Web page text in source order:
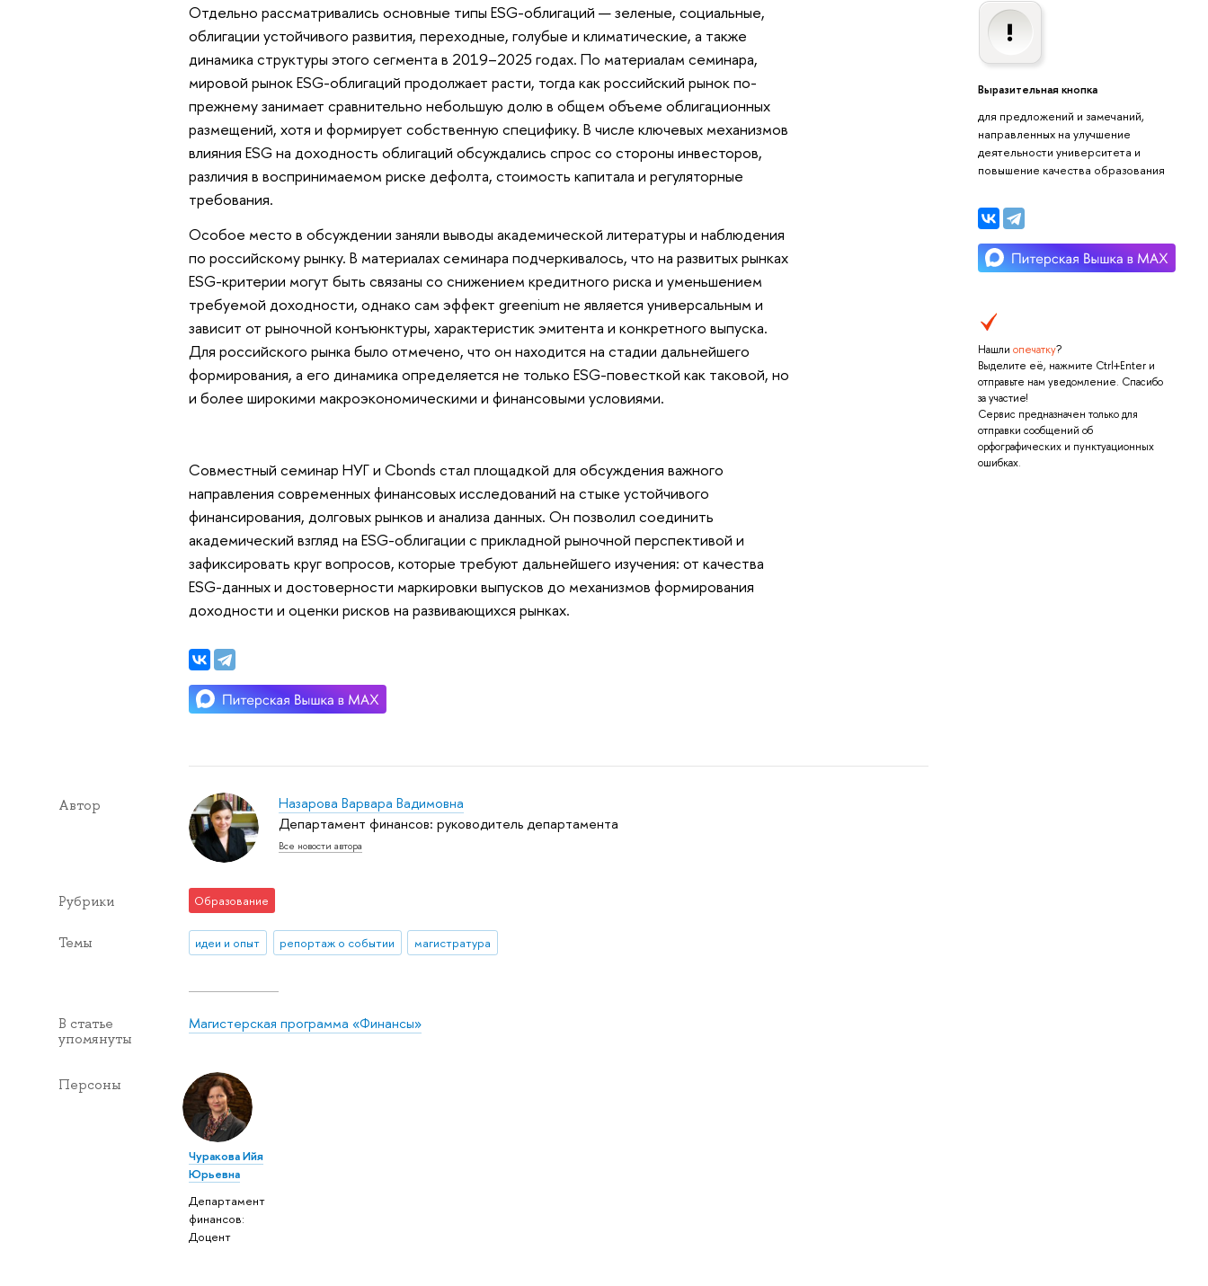
Выразительная кнопка
для предложений и замечаний,
направленных на улучшение
деятельности университета и
повышение качества образования
Нашли опечатку?
Выделите её, нажмите Ctrl+Enter и
отправьте нам уведомление. Спасибо
за участие!
Сервис предназначен только для
отправки сообщений об
орфографических и пунктуационных
ошибках.
Отдельно рассматривались основные типы ESG-облигаций — зеленые, социальные,
облигации устойчивого развития, переходные, голубые и климатические, а также
динамика структуры этого сегмента в 2019–2025 годах. По материалам семинара,
мировой рынок ESG-облигаций продолжает расти, тогда как российский рынок по-
прежнему занимает сравнительно небольшую долю в общем объеме облигационных
размещений, хотя и формирует собственную специфику. В числе ключевых механизмов
влияния ESG на доходность облигаций обсуждались спрос со стороны инвесторов,
различия в воспринимаемом риске дефолта, стоимость капитала и регуляторные
требования.
Особое место в обсуждении заняли выводы академической литературы и наблюдения
по российскому рынку. В материалах семинара подчеркивалось, что на развитых рынках
ESG-критерии могут быть связаны со снижением кредитного риска и уменьшением
требуемой доходности, однако сам эффект greenium не является универсальным и
зависит от рыночной конъюнктуры, характеристик эмитента и конкретного выпуска.
Для российского рынка было отмечено, что он находится на стадии дальнейшего
формирования, а его динамика определяется не только ESG-повесткой как таковой, но
и более широкими макроэкономическими и финансовыми условиями.
Совместный семинар НУГ и Cbonds стал площадкой для обсуждения важного
направления современных финансовых исследований на стыке устойчивого
финансирования, долговых рынков и анализа данных. Он позволил соединить
академический взгляд на ESG-облигации с прикладной рыночной перспективой и
зафиксировать круг вопросов, которые требуют дальнейшего изучения: от качества
ESG-данных и достоверности маркировки выпусков до механизмов формирования
доходности и оценки рисков на развивающихся рынках.
Автор
Назарова Варвара Вадимовна
Департамент финансов: руководитель департамента
Все новости автора
Рубрики Образование
Темы идеи и опыт репортаж о событии магистратура
В статье
упомянуты
Магистерская программа «Финансы»
Персоны
Чуракова Ийя
Юрьевна
Департамент
финансов:
Доцент